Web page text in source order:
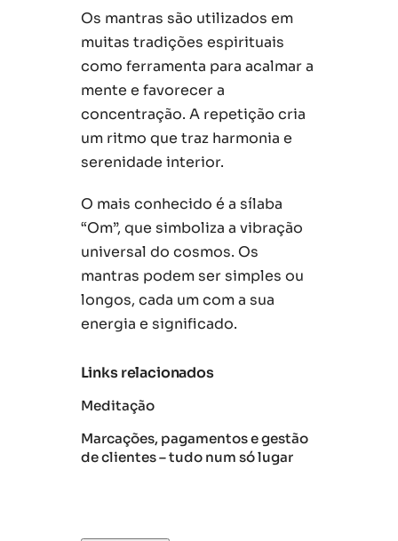
Os mantras são utilizados em
muitas tradições espirituais
como ferramenta para acalmar a
mente e favorecer a
concentração. A repetição cria
um ritmo que traz harmonia e
serenidade interior.
O mais conhecido é a sílaba
“Om”, que simboliza a vibração
universal do cosmos. Os
mantras podem ser simples ou
longos, cada um com a sua
energia e significado.
Links relacionados
Meditação
Marcações, pagamentos e gestão
de clientes – tudo num só lugar